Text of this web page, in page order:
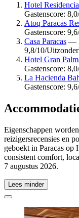
Hotel
Gastenscore:
Atoq Paracas
Gastenscore:
Casa Paracas —
9,8/10/
Hotel Gran
Gastenscore:
La Hacienda
Gastenscore:
Eigenschappen
reizigersrecensies en
geboekt in Paracas op
consistent comfort,
7 augustus 2026.
Lees minder